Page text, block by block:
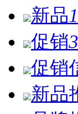
新品
促销
促销
新品